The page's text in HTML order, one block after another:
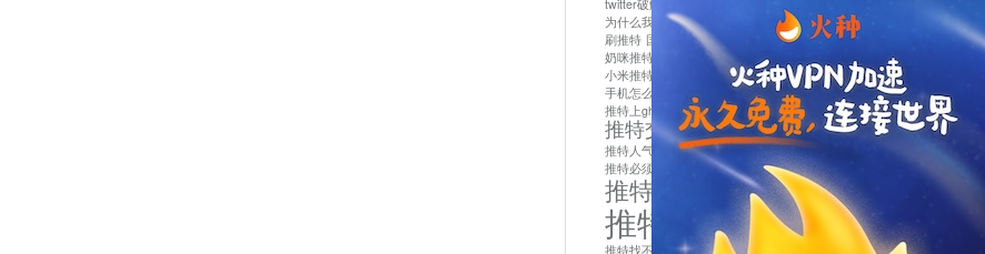
twitter破解版下载
为什么我推特无法保存设置
作者sana推特是什么
刷推特 国内为什么不能用twitter 国内能用twitter吗
奶咪推特
如何找回推特密码
小米推特闪退是怎么回事 怎么看推特上的视频
手机怎么注册推特账号
推特devil
推特上ghs的女博主
推特交友软件app下载
推特人气萌货小蔡头喵喵喵 推特实名制
推特必须用外网吗
推特怎么取消关联手机号
推特怎么看敏感内容苹果
推特找不到账号 推特注册必须要手机号